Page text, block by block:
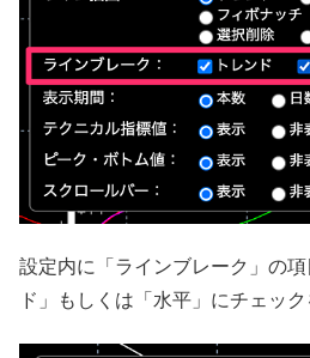
設定内に「ラインブレーク」の
ド」もしくは「水平」にチェック